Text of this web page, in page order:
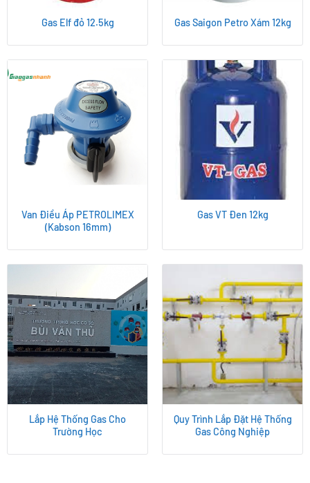
Gas Elf đỏ 12.5kg Gas Saigon Petro Xám 12kg
Van Điều Áp PETROLIMEX
(Kabson 16mm)
Gas VT Đen 12kg
Lắp Hệ Thống Gas Cho
Trường Học
Quy Trình Lắp Đặt Hệ Thống
Gas Công Nghiệp